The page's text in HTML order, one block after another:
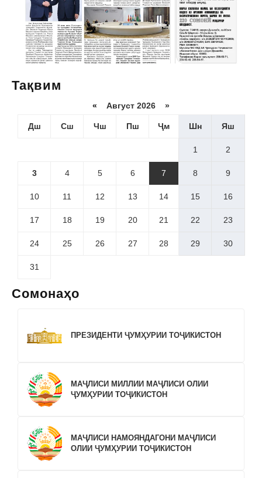
Тақвим
« Август 2026 »
Дш Сш Чш Пш Ҷм Шн Яш
1 2
3 4 5 6 7 8 9
10 11 12 13 14 15 16
17 18 19 20 21 22 23
24 25 26 27 28 29 30
31
Сомонаҳо
ПРЕЗИДЕНТИ ҶУМҲУРИИ ТОҶИКИСТОН
МАҶЛИСИ МИЛЛИИ МАҶЛИСИ ОЛИИ
ҶУМҲУРИИ ТОҶИКИСТОН
МАҶЛИСИ НАМОЯНДАГОНИ МАҶЛИСИ
ОЛИИ ҶУМҲУРИИ ТОҶИКИСТОН